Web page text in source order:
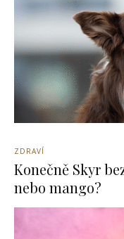
ZDRAVÍ
Konečně Skyr
nebo mango?